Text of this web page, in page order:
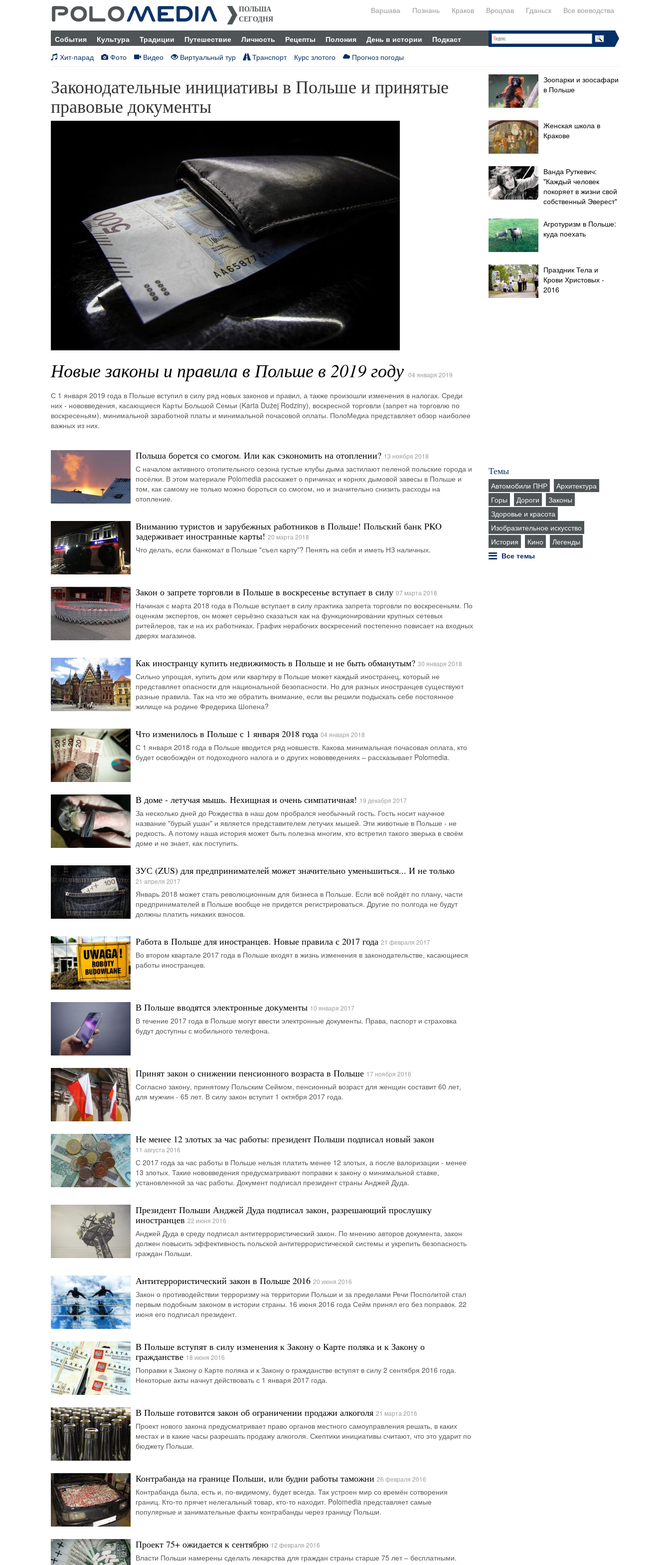
ПОЛЬША
СЕГОДНЯ
Варшава Познань Краков Вроцлав Гданьск Все воеводства
События Культура Традиции Путешествие Личность Рецепты Полония День в истории
Подкаст
Хит-парад
Фото Видео Виртуальный тур Транспорт Курс злотого Прогноз погоды
Зоопарки и зоосафари
в Польше
Женская школа в
Кракове
Ванда Руткевич:
"Каждый человек
покоряет в жизни свой
собственный Эверест"
Агротуризм в Польше:
куда поехать
Праздник Тела и
Крови Христовых -
2016
Законодательные инициативы в Польше и принятые
правовые документы
Новые законы и правила в Польше в 2019 году 04 января 2019
С 1 января 2019 года в Польше вступил в силу ряд новых законов и правил, а также произошли изменения в налогах. Среди
них - нововведения, касающиеся Карты Большой Семьи (Karta Dużej Rodziny), воскресной торговли (запрет на торговлю по
воскресеньям), минимальной заработной платы и минимальной почасовой оплаты. ПолоМедиа представляет обзор наиболее
важных из них.
Польша борется со смогом. Или как сэкономить на отоплении? 13 ноября 2018
С началом активного отопительного сезона густые клубы дыма застилают пеленой польские города и
посёлки. В этом материале Polomedia расскажет о причинах и корнях дымовой завесы в Польше и
том, как самому не только можно бороться со смогом, но и значительно снизить расходы на
отопление.
Вниманию туристов и зарубежных работников в Польше! Польский банк PKO
задерживает иностранные карты! 20 марта 2018
Что делать, если банкомат в Польше "съел карту"? Пенять на себя и иметь НЗ наличных.
Закон о запрете торговли в Польше в воскресенье вступает в силу 07 марта 2018
Начиная с марта 2018 года в Польше вступает в силу практика запрета торговли по воскресеньям. По
оценкам экспертов, он может серьёзно сказаться как на функционировании крупных сетевых
ритейлеров, так и на их работниках. График нерабочих воскресений постепенно повисает на входных
дверях магазинов.
Как иностранцу купить недвижимость в Польше и не быть обманутым? 30 января 2018
Сильно упрощая, купить дом или квартиру в Польше может каждый иностранец, который не
представляет опасности для национальной безопасности. Но для разных иностранцев существуют
разные правила. Так на что же обратить внимание, если вы решили подыскать себе постоянное
жилище на родине Фредерика Шопена?
Что изменилось в Польше с 1 января 2018 года 04 января 2018
С 1 января 2018 года в Польше вводится ряд новшеств. Какова минимальная почасовая оплата, кто
будет освобождён от подоходного налога и о других нововведениях – рассказывает Polomedia.
В доме - летучая мышь. Нехищная и очень симпатичная! 19 декабря 2017
За несколько дней до Рождества в наш дом пробрался необычный гость. Гость носит научное
название "бурый ушан" и является представителем летучих мышей. Эти животные в Польше - не
редкость. А потому наша история может быть полезна многим, кто встретил такого зверька в своём
доме и не знает, как поступить.
ЗУС (ZUS) для предпринимателей может значительно уменьшиться... И не только
21 апреля 2017
Январь 2018 может стать революционным для бизнеса в Польше. Если всё пойдёт по плану, части
предпринимателей в Польше вообще не придется регистрироваться. Другие по полгода не будут
должны платить никаких взносов.
Работа в Польше для иностранцев. Новые правила с 2017 года 21 февраля 2017
Во втором квартале 2017 года в Польше входят в жизнь изменения в законодательстве, касающиеся
работы иностранцев.
В Польше вводятся электронные документы 10 января 2017
В течение 2017 года в Польше могут ввести электронные документы. Права, паспорт и страховка
будут доступны с мобильного телефона.
Принят закон о снижении пенсионного возраста в Польше 17 ноября 2016
Согласно закону, принятому Польским Сеймом, пенсионный возраст для женщин составит 60 лет,
для мужчин - 65 лет. В силу закон вступит 1 октября 2017 года.
Не менее 12 злотых за час работы: президент Польши подписал новый закон
11 августа 2016
С 2017 года за час работы в Польше нельзя платить менее 12 злотых, а после валоризации - менее
13 злотых. Такие нововведения предусматривают поправки к закону о минимальной ставке,
установленной за час работы. Документ подписал президент страны Анджей Дуда.
Президент Польши Анджей Дуда подписал закон, разрешающий прослушку
иностранцев 22 июня 2016
Анджей Дуда в среду подписал антитеррористический закон. По мнению авторов документа, закон
должен повысить эффективность польской антитеррористической системы и укрепить безопасность
граждан Польши.
Антитеррористический закон в Польше 2016 20 июня 2016
Закон о противодействии терроризму на территории Польши и за пределами Речи Посполитой стал
первым подобным законом в истории страны. 16 июня 2016 года Сейм принял его без поправок. 22
июня его подписал президент.
В Польше вступят в силу изменения к Закону о Карте поляка и к Закону о
гражданстве 18 июня 2016
Поправки к Закону о Карте поляка и к Закону о гражданстве вступят в силу 2 сентября 2016 года.
Некоторые акты начнут действовать с 1 января 2017 года.
В Польше готовится закон об ограничении продажи алкоголя 21 марта 2016
Проект нового закона предусматривает право органов местного самоуправления решать, в каких
местах и в какие часы разрешать продажу алкоголя. Скептики инициативы считают, что это ударит по
бюджету Польши.
Контрабанда на границе Польши, или будни работы таможни 26 февраля 2016
Контрабанда была, есть и, по-видимому, будет всегда. Так устроен мир со времён сотворения
границ. Кто-то прячет нелегальный товар, кто-то находит. Polomedia представляет самые
популярные и занимательные факты контрабанды через границу Польши.
Проект 75+ ожидается к сентябрю 12 февраля 2016
Власти Польши намерены сделать лекарства для граждан страны старше 75 лет – бесплатными.
Темы
Автомобили ПНР
Архитектура
Горы
Дороги
Законы
Здоровье и красота
Изобразительное искусство
История
Кино
Легенды
Все темы